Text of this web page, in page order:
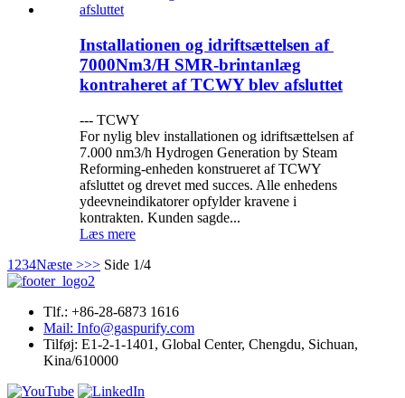
Installationen og idriftsættelsen af ​​
7000Nm3/H SMR-brintanlæg
kontraheret af TCWY blev afsluttet
--- TCWY
For nylig blev installationen og idriftsættelsen af ​​
7.000 nm3/h Hydrogen Generation by Steam
Reforming-enheden konstrueret af TCWY
afsluttet og drevet med succes. Alle enhedens
ydeevneindikatorer opfylder kravene i
kontrakten. Kunden sagde...
Læs mere
1 234Næste >>> Side 1/4
Tlf.: +86-28-6873 1616
Mail: Info@gaspurify.com
Tilføj: E1-2-1-1401, Global Center, Chengdu, Sichuan,
Kina/610000